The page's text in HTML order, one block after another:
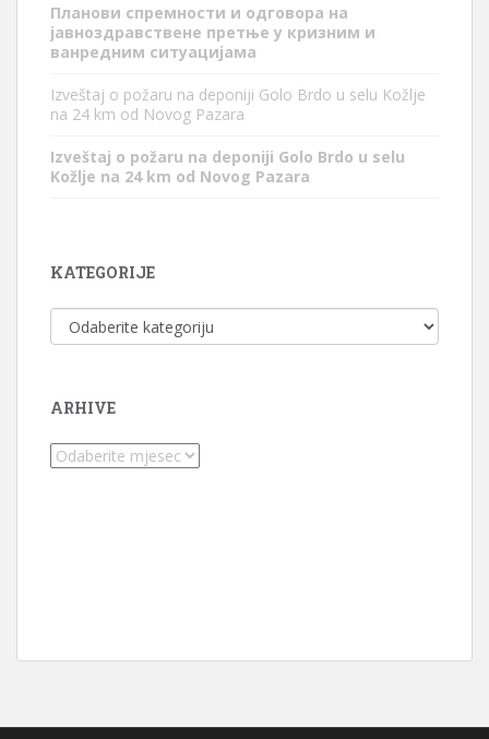
Планови спремности и одговора на
јавноздравствене претње у кризним и
ванредним ситуацијама
Izveštaj o požaru na deponiji Golo Brdo u selu Kožlje
na 24 km od Novog Pazara
Izveštaj o požaru na deponiji Golo Brdo u selu
Kožlje na 24 km od Novog Pazara
KATEGORIJE
Kategorije
ARHIVE
Arhive